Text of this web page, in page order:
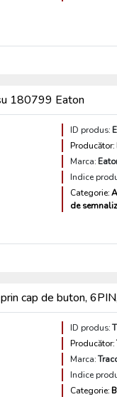
180799 Eaton
ID produs:
Producător:
Marca:
Indice
Categorie:
de
cap de buton,
ID produs:
Producător:
Marca:
Indice
Categorie: